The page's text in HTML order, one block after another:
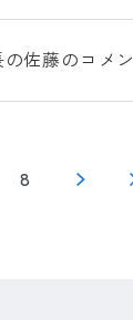
佐藤のコメ
8